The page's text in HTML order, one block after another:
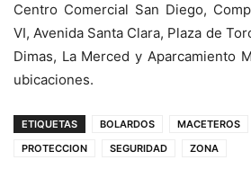
Centro Comercial San Diego,
VI, Avenida Santa Clara, Plaza de
Dimas, La Merced y Aparcamiento
ubicaciones.
ETIQUETAS BOLARDOS MACETEROS
PROTECCION
SEGURIDAD ZONA